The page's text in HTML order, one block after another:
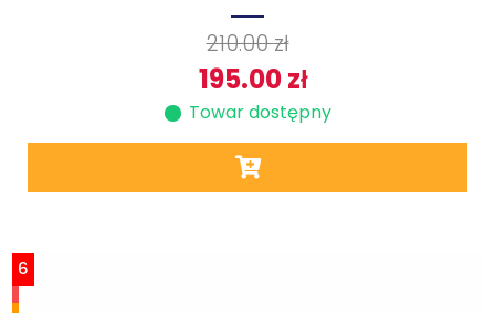
210.00zł
195.00zł
Towar dostępny
6